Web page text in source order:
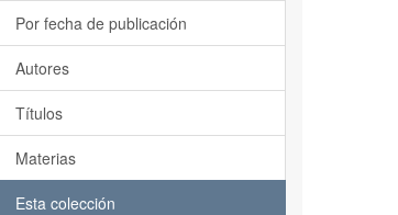
Por fecha de publicación
Autores
Títulos
Materias
Esta colección